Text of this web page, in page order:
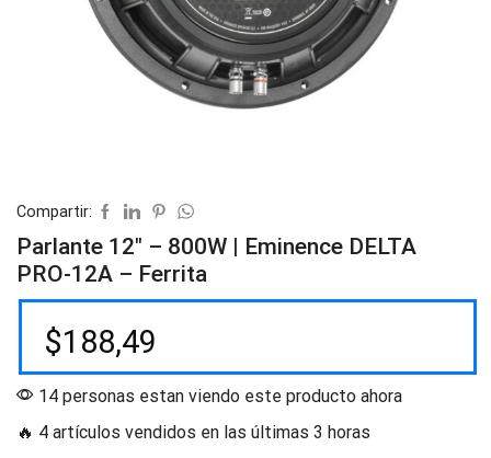
Compartir:
Parlante 12″ – 800W | Eminence DELTA
PRO-12A – Ferrita
$188,49
14 personas estan viendo este producto ahora
🔥 4 artículos vendidos en las últimas 3 horas